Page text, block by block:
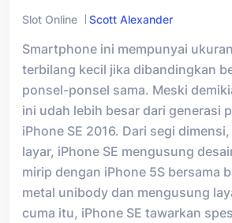
Slot Online Scott Alexander
Smartphone ini mempunyai
terbilang kecil jika dibandingkan
ponsel-ponsel sama. Meski
ini udah lebih besar dari generasi
iPhone SE 2016. Dari segi
layar, iPhone SE mengusung
mirip dengan iPhone 5S bersama
metal unibody dan mengusung
cuma itu, iPhone SE tawarkan